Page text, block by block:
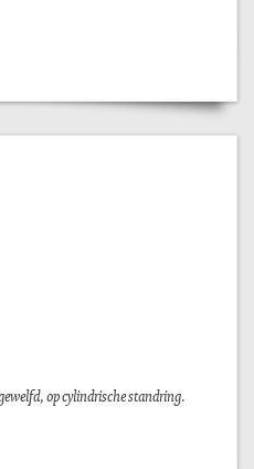
op cylindrische standring.